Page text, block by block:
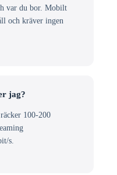
var du bor. Mobilt
och kräver ingen
jag?
100-200
s.